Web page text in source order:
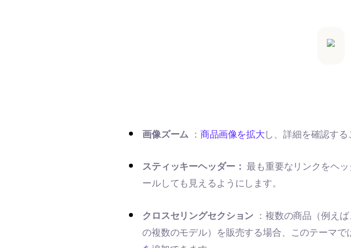
画像ズーム ： 商品画像を拡大し、詳細を確認する
スティッキーヘッダー：最も重要なリンクをヘ
ールしても見えるようにします。
クロスセリングセクション
：複数の商品（例え
の複数のモデル）を販売する場合、このテーマで